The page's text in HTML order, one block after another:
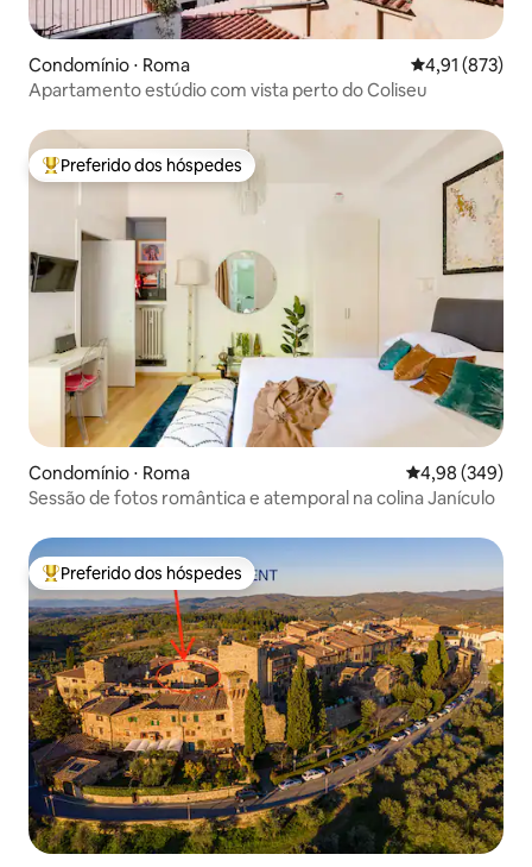
Condomínio ⋅ Roma 4,91 de uma
4,91 (873)
Apartamento estúdio com vista perto do Coliseu
Entre os melhores preferidos dos hóspedes
Preferido dos hóspedes
Condomínio ⋅ Roma 4,98 de uma
4,98 (349)
Sessão de fotos romântica e atemporal na colina Janículo
Entre os melhores preferidos dos hóspedes
Preferido dos hóspedes